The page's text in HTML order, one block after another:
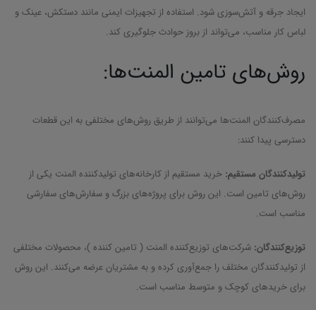
ایجاد جرقه و آتش‌سوزی شود. استفاده از تجهیزات ایمنی مانند دستکش، عینک و
لباس کار مناسب، می‌تواند از بروز حوادث جلوگیری کند.
روش‌های تامین المنت‌ها:
مصرف‌کنندگان المنت‌ها می‌توانند از طریق روش‌های مختلفی به این قطعات
دسترسی پیدا کنند:
تولیدکنندگان مستقیم: خرید مستقیم از کارخانه‌های تولیدکننده المنت یکی از
روش‌های تامین است. این روش برای پروژه‌های بزرگ و سفارش‌های سفارشی
مناسب است.
توزیع‌کنندگان: شرکت‌های توزیع‌کننده المنت ( تامین کننده )، محصولات مختلفی
از تولیدکنندگان مختلف را جمع‌آوری کرده و به مشتریان عرضه می‌کنند. این روش
برای خریدهای کوچک و متوسط مناسب است.